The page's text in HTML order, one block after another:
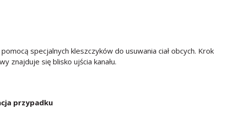
specjalnych kleszczyków do usuwania ciał obcych. Krok
znajduje się blisko ujścia kanału.
przypadku